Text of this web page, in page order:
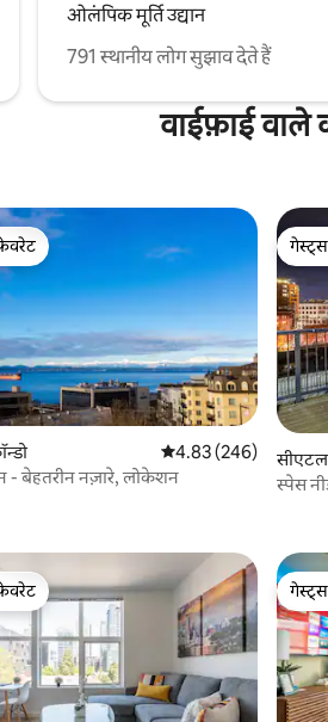
ओलंपिक मूर्ति उद्यान
791 स्थानीय लोग सुझाव देते हैं
वाईफ़ाई वाले
औसत रेटिंग 5 में से 4.83,
4.83 (246)
- बेहतरीन नज़ारे, लोकेशन
सीएटल
स्पेस